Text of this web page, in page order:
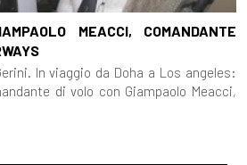
MEACCI, COMANDANTE
In viaggio da Doha a Los angeles:
di volo con Giampaolo Meacci,